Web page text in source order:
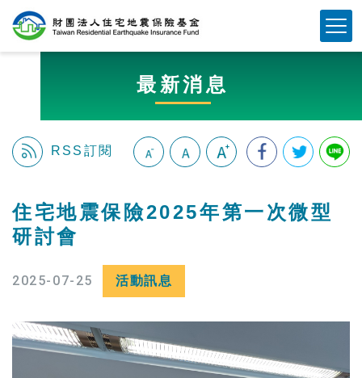
最新消息
RSS訂閱
住宅地震保險2025年第一次微型
研討會
2025-07-25 活動訊息